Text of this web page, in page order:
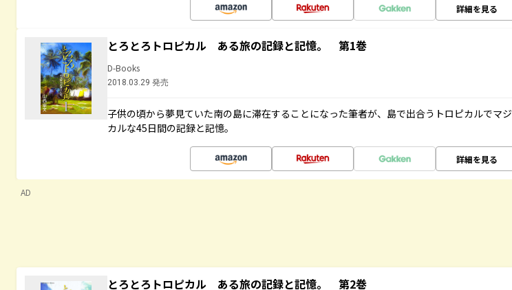
詳細を見る
とろとろトロピカル ある旅の記録と記憶。 第1巻
D-Books
2018.03.29 発売
子供の頃から夢見ていた南の島に滞在することになった筆者が、島で出合うトロピカルでマジ
カルな45日間の記録と記憶。
詳細を見る
AD
とろとろトロピカル ある旅の記録と記憶。 第2巻